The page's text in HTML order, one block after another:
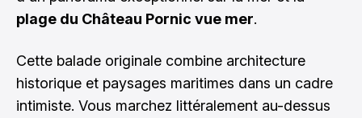
plage du Château Pornic vue mer.
Cette balade originale combine architecture
historique et paysages maritimes dans un cadre
intimiste. Vous marchez littéralement au-dessus